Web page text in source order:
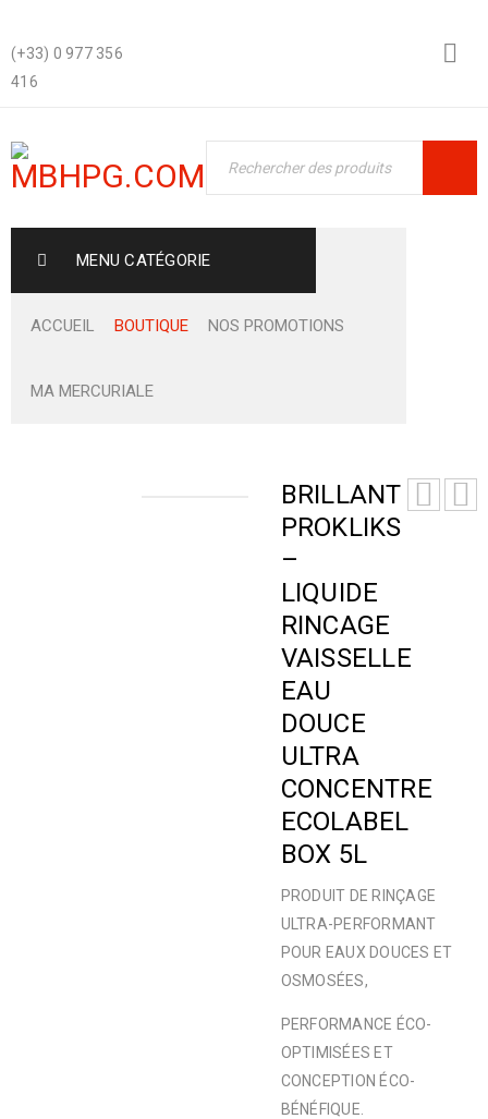
(+33) 0 977 356
416
MENU CATÉGORIE
ACCUEIL BOUTIQUE NOS PROMOTIONS
MA MERCURIALE
BRILLANT
PROKLIKS
–
LIQUIDE
RINCAGE
VAISSELLE
EAU
DOUCE
ULTRA
CONCENTRE
ECOLABEL
BOX 5L
PRODUIT DE RINÇAGE
ULTRA-PERFORMANT
POUR EAUX DOUCES ET
OSMOSÉES,
PERFORMANCE ÉCO-
OPTIMISÉES ET
CONCEPTION ÉCO-
BÉNÉFIQUE.